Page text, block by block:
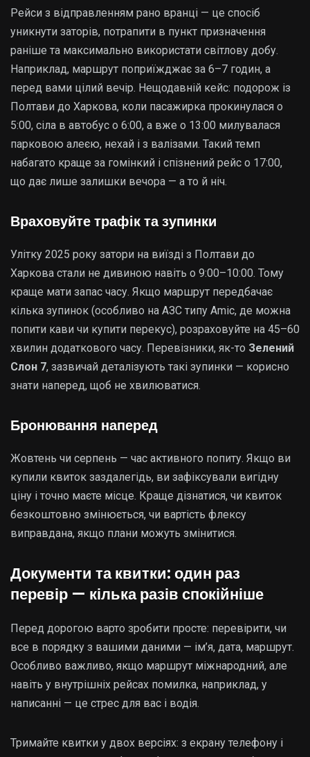
Рейси з відправленням рано вранці — це спосіб
уникнути заторів, потрапити в пункт призначення
раніше та максимально використати світлову добу.
Наприклад, маршрут поприїжджає за 6–7 годин, а
перед вами цілий вечір. Нещодавній кейс: подорож із
Полтави до Харкова, коли пасажирка прокинулася о
5:00, сіла в автобус о 6:00, а вже о 13:00 милувалася
парковою алеєю, нехай і з валізами. Такий темп
набагато краще за гомінкий і спізнений рейс о 17:00,
що дає лише залишки вечора — а то й ніч.
Враховуйте трафік та зупинки
Улітку 2025 року затори на виїзді з Полтави до
Харкова стали не дивиною навіть о 9:00–10:00. Тому
краще мати запас часу. Якщо маршрут передбачає
кілька зупинок (особливо на АЗС типу Amic, де можна
попити кави чи купити перекус), розраховуйте на 45–60
хвилин додаткового часу. Перевізники, як-то Зелений
Слон 7, зазвичай деталізують такі зупинки — корисно
знати наперед, щоб не хвилюватися.
Бронювання наперед
Жовтень чи серпень — час активного попиту. Якщо ви
купили квиток заздалегідь, ви зафіксували вигідну
ціну і точно маєте місце. Краще дізнатися, чи квиток
безкоштовно змінюється, чи вартість флексу
виправдана, якщо плани можуть змінитися.
Документи та квитки: один раз
перевір — кілька разів спокійніше
Перед дорогою варто зробити просте: перевірити, чи
все в порядку з вашими даними — ім’я, дата, маршрут.
Особливо важливо, якщо маршрут міжнародний, але
навіть у внутрішніх рейсах помилка, наприклад, у
написанні — це стрес для вас і водія.
Тримайте квитки у двох версіях: з екрану телефону і